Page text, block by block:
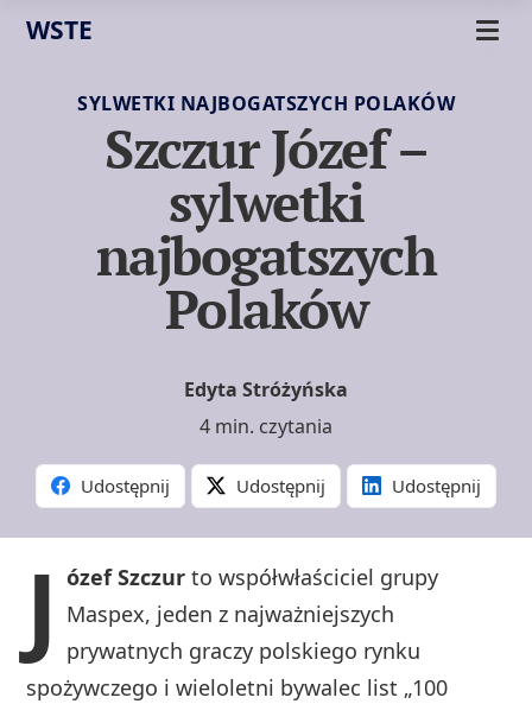
WSTE
SYLWETKI NAJBOGATSZYCH POLAKÓW
Szczur Józef –
sylwetki
najbogatszych
Polaków
Edyta Stróżyńska
4 min. czytania
Udostępnij Udostępnij Udostępnij
J ózef Szczur to współwłaściciel grupy
Maspex, jeden z najważniejszych
prywatnych graczy polskiego rynku
spożywczego i wieloletni bywalec list „100